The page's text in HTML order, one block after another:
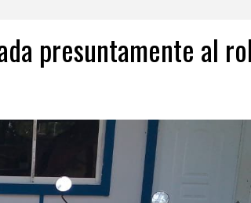
presuntamente al